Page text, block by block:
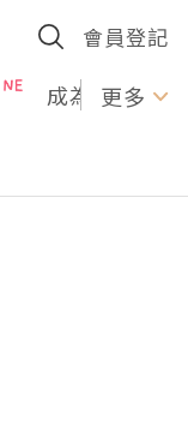
會員登記
成為U更多